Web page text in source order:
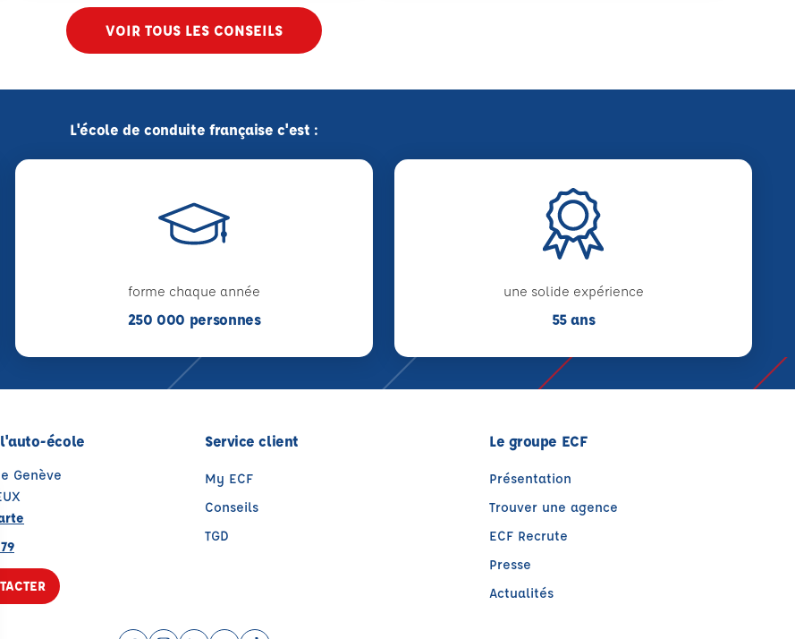
VOIR TOUS LES CONSEILS
L'école de conduite française c'est :
forme chaque année
250 000 personnes
une solide expérience
55 ans
école
Genève
Service client
My ECF
Conseils
TGD
Le groupe ECF
Présentation
Trouver une agence
ECF Recrute
Presse
Actualités